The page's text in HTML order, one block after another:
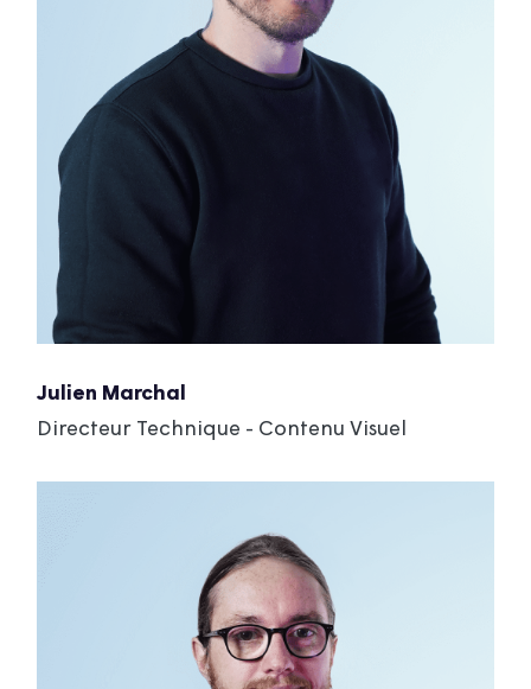
Julien Marchal
Directeur Technique - Contenu Visuel